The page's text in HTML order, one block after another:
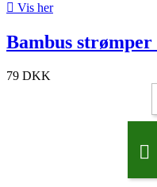
 Vis her
Bambus strømper
79 DKK
